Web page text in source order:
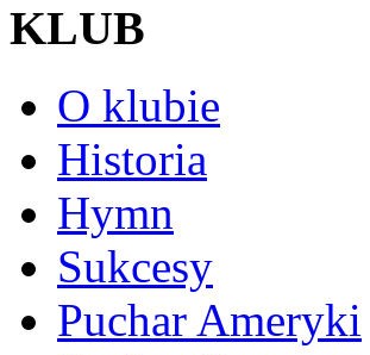
KLUB
O klubie
Historia
Hymn
Sukcesy
Puchar Ameryki